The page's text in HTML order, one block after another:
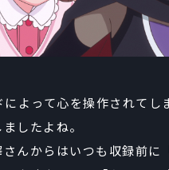
によって心を操作されて
したよね。
んからはいつも収録前に